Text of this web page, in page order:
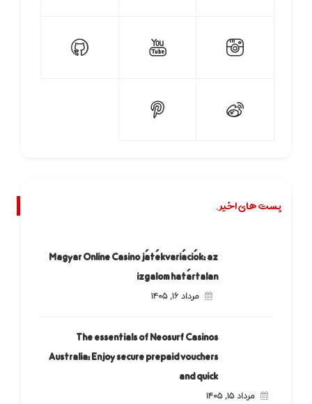
پست های اخیر.
Magyar Online Casino játékvariációk: az
izgalom határtalan
مرداد ۱۶, ۱۴۰۵
The essentials of Neosurf Casinos
Australia: Enjoy secure prepaid vouchers
and quick
مرداد ۱۵, ۱۴۰۵